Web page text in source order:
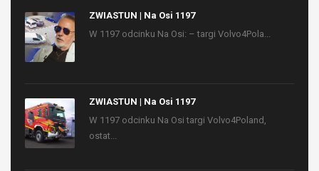
ZWIASTUN | Na Osi 1197
W 1197 odcinku Na Osi: – targi Volvo4Pola...
ZWIASTUN | Na Osi 1197
W 1197 odcinku Na Osi targi Volvo4Poland,
ostat...